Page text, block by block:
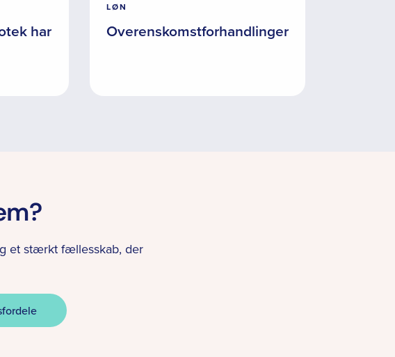
har
LØN
Overenskomstforhandlinger
et stærkt fællesskab, der